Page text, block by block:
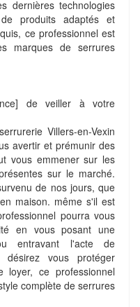
dernières technologies
produits adaptés et
ce professionnel est
marques de serrures
de veiller à votre
Villers-en-Vexin
avertir et prémunir des
vous emmener sur les
sur le marché.
de nos jours, que
maison. même s'il est
pourra vous
en vous posant une
entravant l'acte de
vous protéger
loyer, ce professionnel
complète de serrures